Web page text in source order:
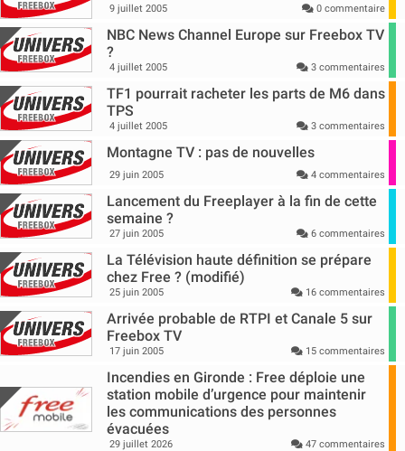
9 juillet 2005 0 commentaire
NBC News Channel Europe sur Freebox TV
?
4 juillet 2005 3 commentaires
TF1 pourrait racheter les parts de M6 dans
TPS
4 juillet 2005 3 commentaires
Montagne TV : pas de nouvelles
29 juin 2005 4 commentaires
Lancement du Freeplayer à la fin de cette
semaine ?
27 juin 2005 6 commentaires
La Télévision haute définition se prépare
chez Free ? (modifié)
25 juin 2005 16 commentaires
Arrivée probable de RTPI et Canale 5 sur
Freebox TV
17 juin 2005 15 commentaires
Incendies en Gironde : Free déploie une
station mobile d’urgence pour maintenir
les communications des personnes
évacuées
29 juillet 2026 47 commentaires